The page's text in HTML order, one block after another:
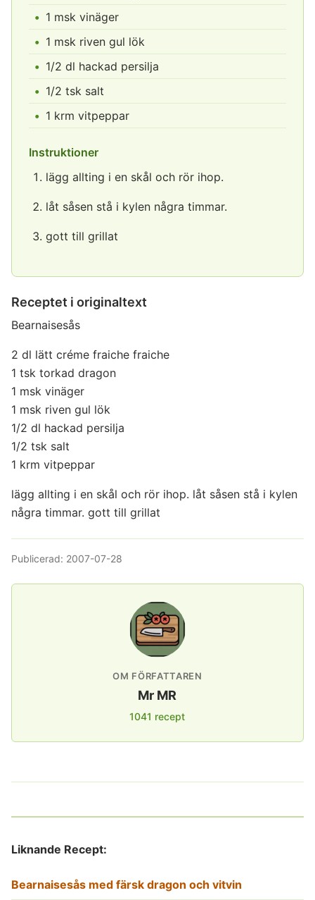
1 msk vinäger
1 msk riven gul lök
1/2 dl hackad persilja
1/2 tsk salt
1 krm vitpeppar
Instruktioner
lägg allting i en skål och rör ihop.
låt såsen stå i kylen några timmar.
gott till grillat
Receptet i originaltext
Bearnaisesås
2 dl lätt créme fraiche fraiche
1 tsk torkad dragon
1 msk vinäger
1 msk riven gul lök
1/2 dl hackad persilja
1/2 tsk salt
1 krm vitpeppar
lägg allting i en skål och rör ihop. låt såsen stå i kylen
några timmar. gott till grillat
Publicerad: 2007-07-28
OM FÖRFATTAREN
Mr MR
1041 recept
Liknande Recept:
Bearnaisesås med färsk dragon och vitvin